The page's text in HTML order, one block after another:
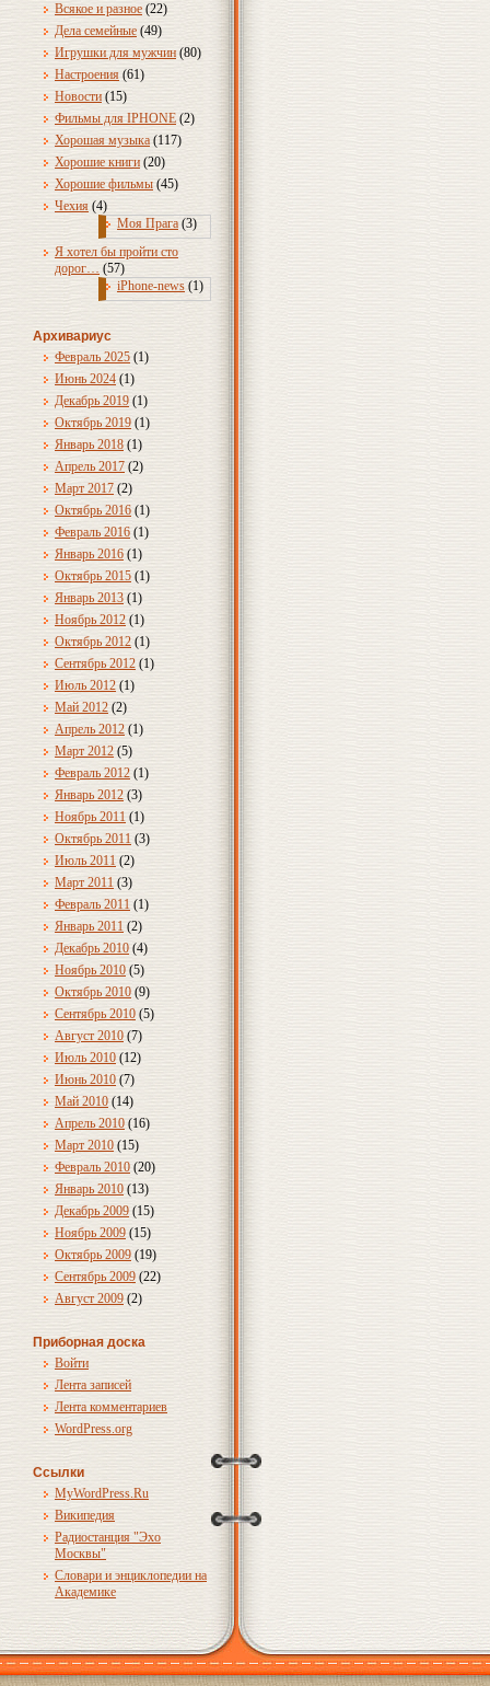
Всякое и разное (22)
Дела семейные (49)
Игрушки для мужчин (80)
Настроения (61)
Новости (15)
Фильмы для IPHONE (2)
Хорошая музыка (117)
Хорошие книги (20)
Хорошие фильмы (45)
Чехия (4)
Моя Прага (3)
Я хотел бы пройти сто
дорог… (57)
iPhone-news (1)
Архивариус
Февраль 2025 (1)
Июнь 2024 (1)
Декабрь 2019 (1)
Октябрь 2019 (1)
Январь 2018 (1)
Апрель 2017 (2)
Март 2017 (2)
Октябрь 2016 (1)
Февраль 2016 (1)
Январь 2016 (1)
Октябрь 2015 (1)
Январь 2013 (1)
Ноябрь 2012 (1)
Октябрь 2012 (1)
Сентябрь 2012 (1)
Июль 2012 (1)
Май 2012 (2)
Апрель 2012 (1)
Март 2012 (5)
Февраль 2012 (1)
Январь 2012 (3)
Ноябрь 2011 (1)
Октябрь 2011 (3)
Июль 2011 (2)
Март 2011 (3)
Февраль 2011 (1)
Январь 2011 (2)
Декабрь 2010 (4)
Ноябрь 2010 (5)
Октябрь 2010 (9)
Сентябрь 2010 (5)
Август 2010 (7)
Июль 2010 (12)
Июнь 2010 (7)
Май 2010 (14)
Апрель 2010 (16)
Март 2010 (15)
Февраль 2010 (20)
Январь 2010 (13)
Декабрь 2009 (15)
Ноябрь 2009 (15)
Октябрь 2009 (19)
Сентябрь 2009 (22)
Август 2009 (2)
Приборная доска
Войти
Лента записей
Лента комментариев
WordPress.org
Ссылки
MyWordPress.Ru
Википедия
Радиостанция "Эхо
Москвы"
Словари и энциклопедии на
Академике